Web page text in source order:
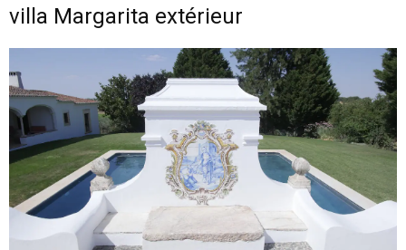
villa Margarita extérieur